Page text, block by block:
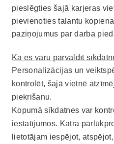
pieslēgties šajā karjeras
pievienoties talantu
paziņojumus par darba
Kā es varu pārvaldīt
Personalizācijas un
kontrolēt, šajā vietnē
piekrišanu.
Kopumā sīkdatnes var
iestatījumos. Katra
lietotājam iespējot,